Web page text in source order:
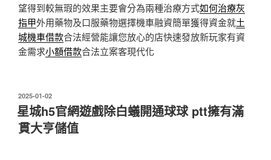
望得到較無瑕的效果主要會分為兩種治療方式如何治療灰
指甲外用藥物及口服藥物選擇機車融資簡單獲得資金就土
城機車借款合法經營能讓您放心的店快速發放新玩家有資
金需求小額借款合法立案客現代化
發
佈
於
2025-01-02
星城h5官網遊戲除白蟻開通球球 ptt擁有滿
貫大亨儲值